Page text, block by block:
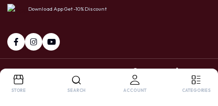
Download App Get -10% Discount
Whatsapp
STORE SEARCH ACCOUNT CATEGORIES